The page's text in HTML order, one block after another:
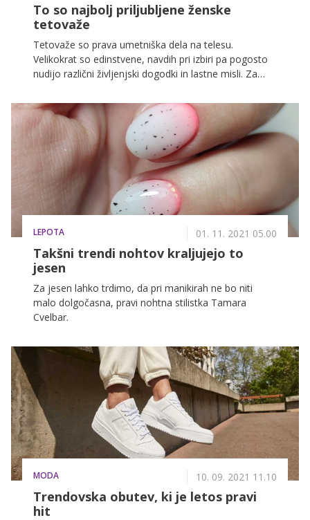
To so najbolj priljubljene ženske
tetovaže
Tetovaže so prava umetniška dela na telesu.
Velikokrat so edinstvene, navdih pri izbiri pa pogosto
nudijo različni življenjski dogodki in lastne misli. Za
odločajo ženske, je razkrila tetovatorka Simona
Borštnar.
LEPOTA 01. 11. 2021 05.00
Takšni trendi nohtov kraljujejo to
jesen
Za jesen lahko trdimo, da pri manikirah ne bo niti
malo dolgočasna, pravi nohtna stilistka Tamara
Cvelbar.
MODA 10. 09. 2021 11.10
Trendovska obutev, ki je letos pravi
hit